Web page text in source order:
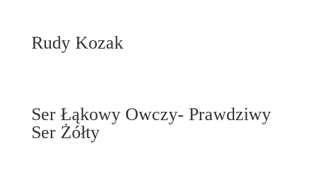
Rudy Kozak
Ser Łąkowy Owczy- Prawdziwy
Ser Żółty